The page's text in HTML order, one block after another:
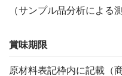
（サンプル品分析による
賞味期限
原材料表記枠内に記載（